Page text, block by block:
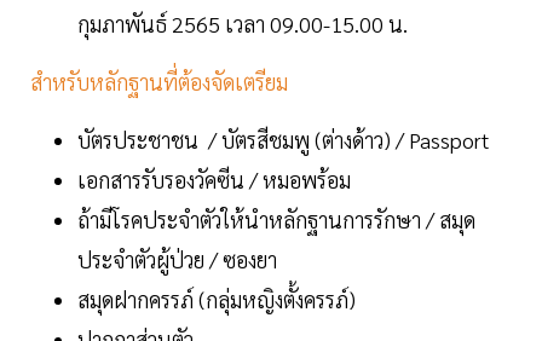
กุมภาพันธ์ 2565 เวลา 09.00-15.00 น.
สำหรับหลักฐานที่ต้องจัดเตรียม
บัตรประชาชน / บัตรสีชมพู (ต่างด้าว) / Passport
เอกสารรับรองวัคซีน / หมอพร้อม
ถ้ามีโรคประจำตัวให้นำหลักฐานการรักษา / สมุด
ประจำตัวผู้ป่วย / ซองยา
สมุดฝากครรภ์ (กลุ่มหญิงตั้งครรภ์)